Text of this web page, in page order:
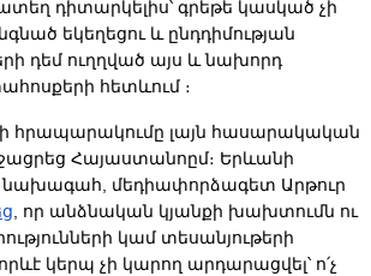
դիտարկելիս՝ գրեթե կասկած չի
եկեղեցու և ընդդիմության
դեմ ուղղված այս և նախորդ
հետևում ։
հրապարակումը լայն հասարակական
Հայաստանոըմ։ Երևանի
նախագահ, մեդիափորձագետ Արթուր
, որ անձնական կյանքի խախտումն ու
կամ տեսանյութերի
կերպ չի կարող արդարացվել՝ ո՛չ